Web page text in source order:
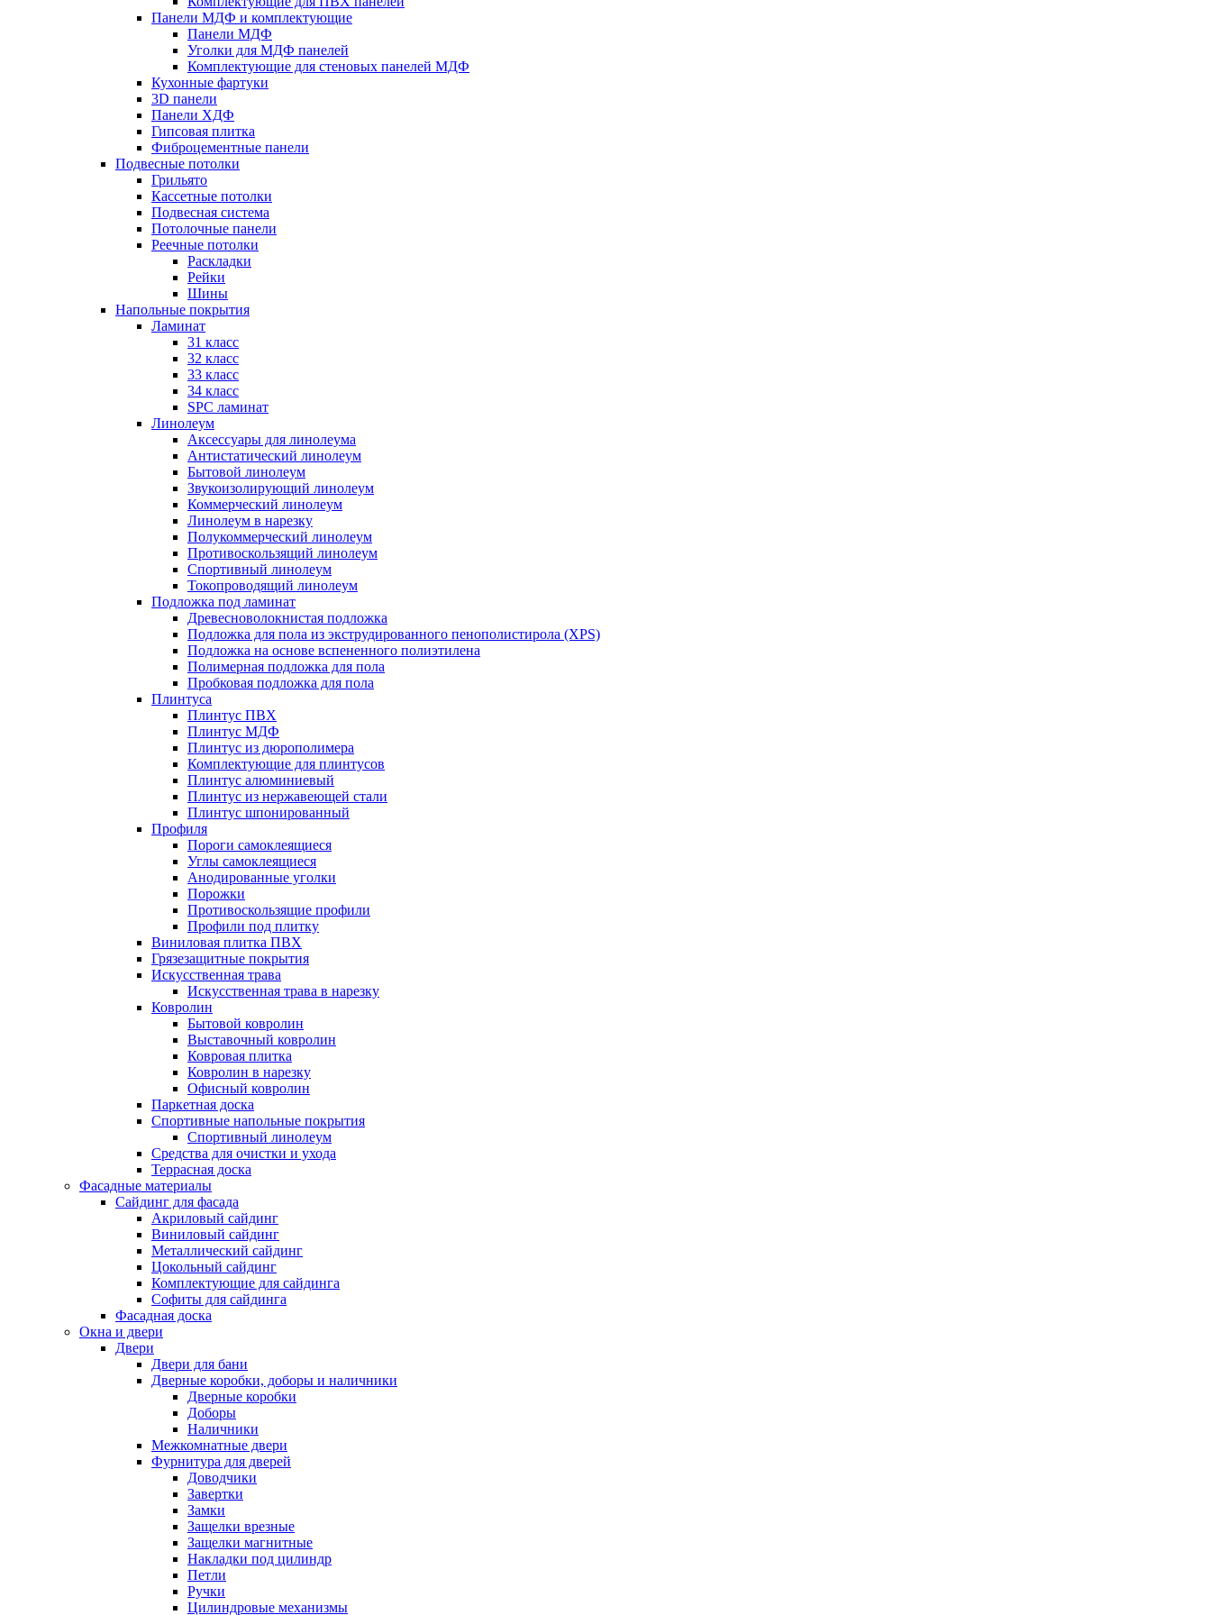
Панели МДФ и комплектующие
Панели МДФ
Уголки для МДФ панелей
Комплектующие для стеновых панелей МДФ
Кухонные фартуки
3D панели
Панели ХДФ
Гипсовая плитка
Фиброцементные панели
Подвесные потолки
Грильято
Кассетные потолки
Подвесная система
Потолочные панели
Реечные потолки
Раскладки
Рейки
Шины
Напольные покрытия
Ламинат
31 класс
32 класс
33 класс
34 класс
SPC ламинат
Линолеум
Аксессуары для линолеума
Антистатический линолеум
Бытовой линолеум
Звукоизолирующий линолеум
Коммерческий линолеум
Линолеум в нарезку
Полукоммерческий линолеум
Противоскользящий линолеум
Спортивный линолеум
Токопроводящий линолеум
Подложка под ламинат
Древесноволокнистая подложка
Подложка для пола из экструдированного пенополистирола (XPS)
Подложка на основе вспененного полиэтилена
Полимерная подложка для пола
Пробковая подложка для пола
Плинтуса
Плинтус ПВХ
Плинтус МДФ
Плинтус из дюрополимера
Комплектующие для плинтусов
Плинтус алюминиевый
Плинтус из нержавеющей стали
Плинтус шпонированный
Профиля
Пороги самоклеящиеся
Углы самоклеящиеся
Анодированные уголки
Порожки
Противоскользящие профили
Профили под плитку
Виниловая плитка ПВХ
Грязезащитные покрытия
Искусственная трава
Искусственная трава в нарезку
Ковролин
Бытовой ковролин
Выставочный ковролин
Ковровая плитка
Ковролин в нарезку
Офисный ковролин
Паркетная доска
Спортивные напольные покрытия
Спортивный линолеум
Средства для очистки и ухода
Террасная доска
Фасадные материалы
Сайдинг для фасада
Акриловый сайдинг
Виниловый сайдинг
Металлический сайдинг
Цокольный сайдинг
Комплектующие для сайдинга
Софиты для сайдинга
Фасадная доска
Окна и двери
Двери
Двери для бани
Дверные коробки, доборы и наличники
Дверные коробки
Доборы
Наличники
Межкомнатные двери
Фурнитура для дверей
Доводчики
Завертки
Замки
Защелки врезные
Защелки магнитные
Накладки под цилиндр
Петли
Ручки
Цилиндровые механизмы